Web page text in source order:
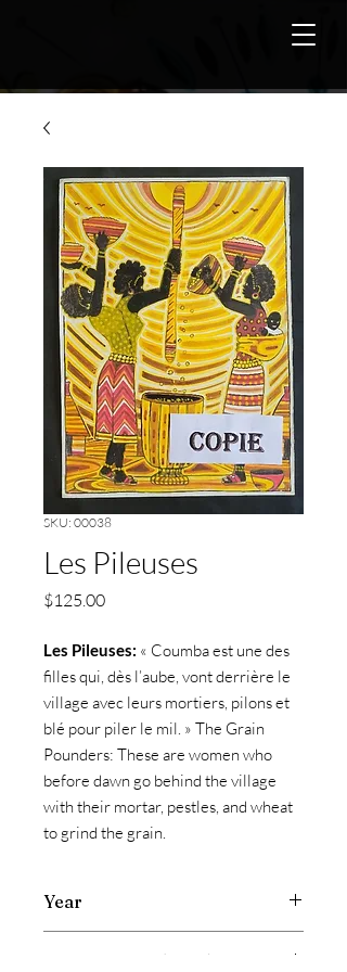
SKU: 00038
Les Pileuses
$125.00Price
Les Pileuses: « Coumba est une des
filles qui, dès l’aube, vont derrière le
village avec leurs mortiers, pilons et
blé pour piler le mil. » The Grain
Pounders: These are women who
before dawn go behind the village
with their mortar, pestles, and wheat
to grind the grain.
Year
Size in inches (w x h)